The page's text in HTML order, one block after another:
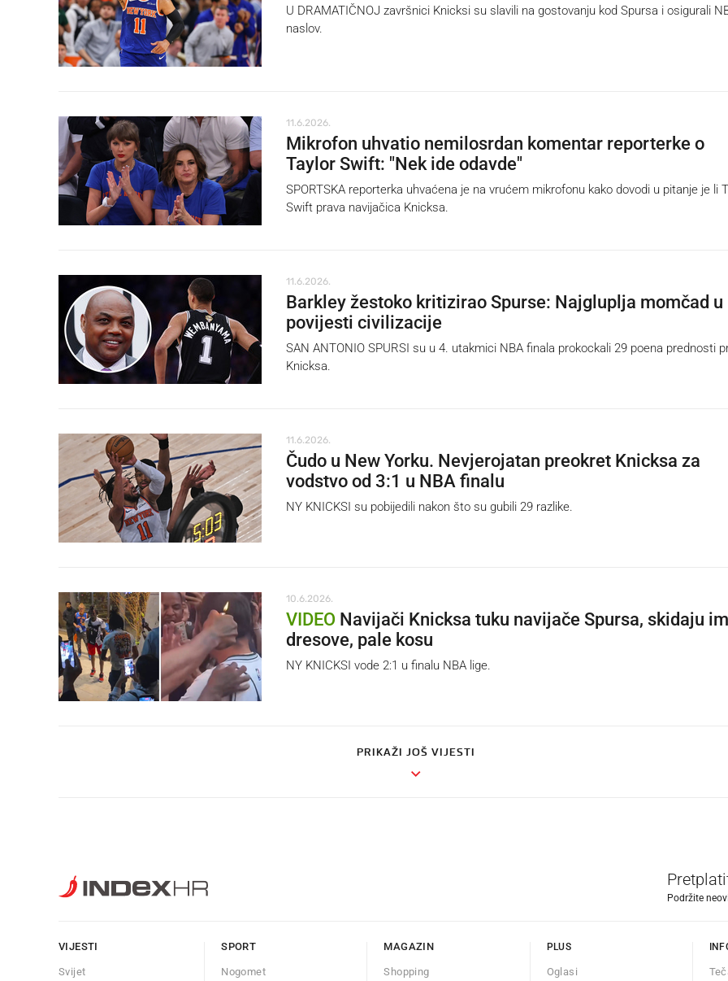
U DRAMATIČNOJ završnici Knicksi su slavili na gostovanju kod Spursa i osigurali
naslov.
11.6.2026.
Mikrofon uhvatio nemilosrdan komentar reporterke o
Taylor Swift: "Nek ide odavde"
SPORTSKA reporterka uhvaćena je na vrućem mikrofonu kako dovodi u pitanje je li
Swift prava navijačica Knicksa.
11.6.2026.
Barkley žestoko kritizirao Spurse: Najgluplja momčad u
povijesti civilizacije
SAN ANTONIO SPURSI su u 4. utakmici NBA finala prokockali 29 poena prednosti
Knicksa.
11.6.2026.
Čudo u New Yorku. Nevjerojatan preokret Knicksa za
vodstvo od 3:1 u NBA finalu
NY KNICKSI su pobijedili nakon što su gubili 29 razlike.
10.6.2026.
VIDEO Navijači Knicksa tuku navijače Spursa, skidaju im
dresove, pale kosu
NY KNICKSI vode 2:1 u finalu NBA lige.
PRIKAŽI JOŠ VIJESTI
Podržite
VIJESTI
Svijet
SPORT
Nogomet
MAGAZIN
Shopping
PLUS
Oglasi